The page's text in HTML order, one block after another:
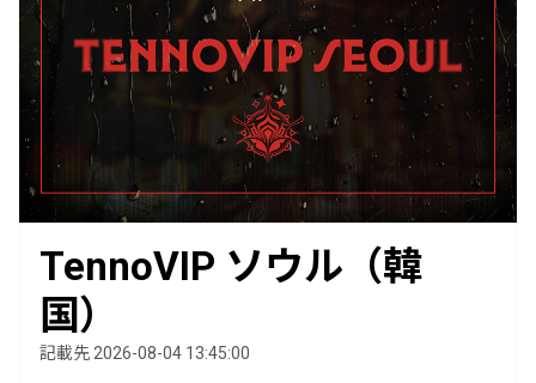
TennoVIP ソウル（韓
国）
記載先 2026-08-04 13:45:00